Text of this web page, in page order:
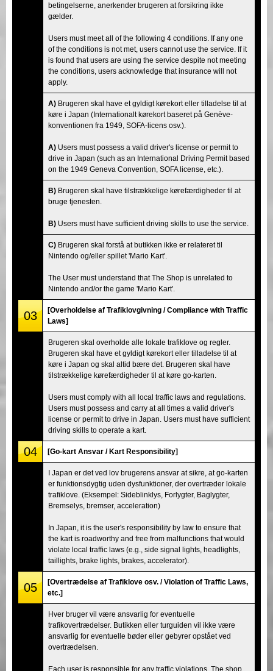
betingelserne, anerkender brugeren at forsikring ikke
gælder.
Users must meet all of the following 4 conditions. If any one
of the conditions is not met, users cannot use the service. If it
is found that users are using the service despite not meeting
the conditions, users acknowledge that insurance will not
apply.
A) Brugeren skal have et gyldigt kørekort eller tilladelse til at
køre i Japan (Internationalt kørekort baseret på Genève-
konventionen fra 1949, SOFA-licens osv.).
A) Users must possess a valid driver's license or permit to
drive in Japan (such as an International Driving Permit based
on the 1949 Geneva Convention, SOFA license, etc.).
B) Brugeren skal have tilstrækkelige kørefærdigheder til at
bruge tjenesten.
B) Users must have sufficient driving skills to use the service.
C) Brugeren skal forstå at butikken ikke er relateret til
Nintendo og/eller spillet 'Mario Kart'.
The User must understand that The Shop is unrelated to
Nintendo and/or the game 'Mario Kart'.
03
[Overholdelse af Trafiklovgivning / Compliance with Traffic
Laws]
Brugeren skal overholde alle lokale trafiklove og regler.
Brugeren skal have et gyldigt kørekort eller tilladelse til at
køre i Japan og skal altid bære det. Brugeren skal have
tilstrækkelige kørefærdigheder til at køre go-karten.
Users must comply with all local traffic laws and regulations.
Users must possess and carry at all times a valid driver's
license or permit to drive in Japan. Users must have sufficient
driving skills to operate a kart.
04 [Go-kart Ansvar / Kart Responsibility]
I Japan er det ved lov brugerens ansvar at sikre, at go-karten
er funktionsdygtig uden dysfunktioner, der overtræder lokale
trafiklove. (Eksempel: Sideblinklys, Forlygter, Baglygter,
Bremselys, bremser, acceleration)
In Japan, it is the user's responsibility by law to ensure that
the kart is roadworthy and free from malfunctions that would
violate local traffic laws (e.g., side signal lights, headlights,
taillights, brake lights, brakes, accelerator).
05
[Overtrædelse af Trafiklove osv. / Violation of Traffic Laws,
etc.]
Hver bruger vil være ansvarlig for eventuelle
trafikovertrædelser. Butikken eller turguiden vil ikke være
ansvarlig for eventuelle bøder eller gebyrer opstået ved
overtrædelsen.
Each user is responsible for any traffic violations. The shop